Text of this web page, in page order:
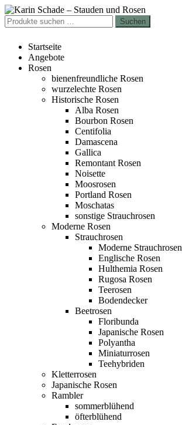
Zur
Navigation
springen
Zum
Inhalt
springen
Suchen
nach:
Suchen
Startseite
Angebote
Rosen
bienenfreundliche Rosen
wurzelechte Rosen
Historische Rosen
Alba Rosen
Bourbon Rosen
Centifolia
Damascena
Gallica
Remontant Rosen
Noisette
Moosrosen
Portland Rosen
Moschatas
sonstige Strauchrosen
Moderne Rosen
Strauchrosen
Moderne Strauchrosen
Englische Rosen
Hulthemia Rosen
Rugosa Rosen
Teerosen
Bodendecker
Beetrosen
Floribunda
Japanische Rosen
Polyantha
Miniaturrosen
Teehybriden
Kletterrosen
Japanische Rosen
Rambler
sommerblühend
öfterblühend